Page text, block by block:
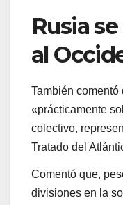
Rusia
al
También comentó
«prácticamente
colectivo,
Tratado del
Comentó que,
divisiones en la